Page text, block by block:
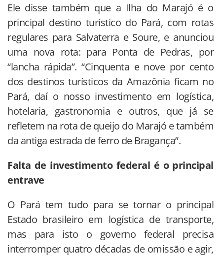
Ele disse também que a Ilha do Marajó é o
principal destino turístico do Pará, com rotas
regulares para Salvaterra e Soure, e anunciou
uma nova rota: para Ponta de Pedras, por
“lancha rápida”. “Cinquenta e nove por cento
dos destinos turísticos da Amazônia ficam no
Pará, daí o nosso investimento em logística,
hotelaria, gastronomia e outros, que já se
refletem na rota de queijo do Marajó e também
da antiga estrada de ferro de Bragança”.
Falta de investimento federal é o principal
entrave
O Pará tem tudo para se tornar o principal
Estado brasileiro em logística de transporte,
mas para isto o governo federal precisa
interromper quatro décadas de omissão e agir,